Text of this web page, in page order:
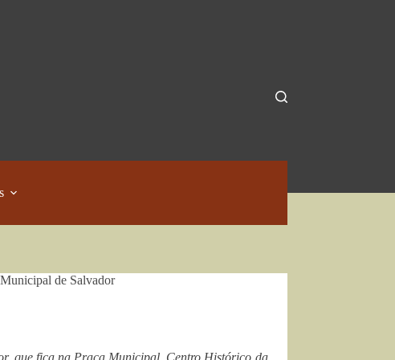
de Salvador
que fica na Praça Municipal, Centro Histórico da